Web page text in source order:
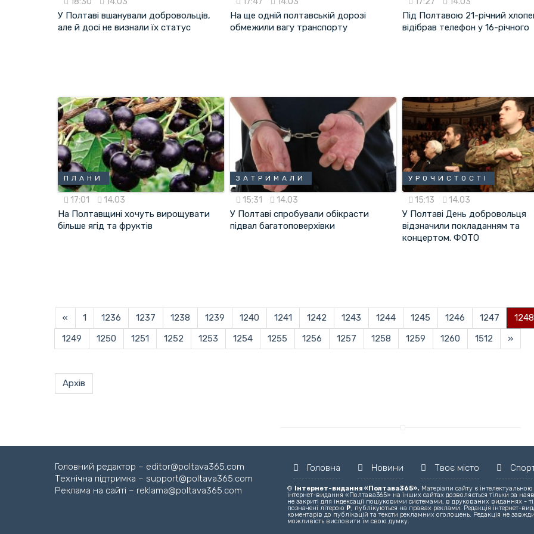
У Полтаві вшанували добровольців,
але й досі не визнали їх статус
На ще одній полтавській дорозі
обмежили вагу транспорту
Під Полтавою 21-річний
відібрав телефон у 16-річного
ПЛАНИ
17:01 14.03
На Полтавщині хочуть вирощувати
більше ягід та фруктів
ЗАТРИМАЛИ
15:31 14.03
У Полтаві спробували обікрасти
підвал багатоповерхівки
УРОЧИСТОСТІ
15:13 14.03
У Полтаві День добровольця
відзначили покладанням та
концертом. ФОТО
« 1 1236 1237 1238 1239 1240 1241 1242 1243 1244 1245 1246 1247
1248
1249
1250 1251 1252 1253 1254 1255 1256 1257 1258 1259 1260 1512 »
Архів
Головний редактор – editor@poltava365.com
Технічна підтримка – support@poltava365.com
Реклама на сайті – reklama@poltava365.com
Головна Новини Твоє місто
© Інтернет-видання «Полтава365». Матеріали сайту є
інтернет-видання «Полтава365» на інших сайтах дозволяється тільки за
не закриті для індексації пошуковими системами, в друкованих виданнях -
позначені літерою Р, публікуються на правах реклами. Редакція інтернет-
коментарів до публікацій та тексти рекламних оголошень. Редакція не
можливість висловити їм свою думку.